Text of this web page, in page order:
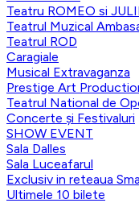
Teatru ROMEO si
Teatrul Muzical
Teatrul ROD
Caragiale
Musical Extravaganza
Prestige Art
Teatrul National de
Concerte și Festivaluri
SHOW EVENT
Sala Dalles
Sala Luceafarul
Exclusiv in reteaua
Ultimele 10 bilete